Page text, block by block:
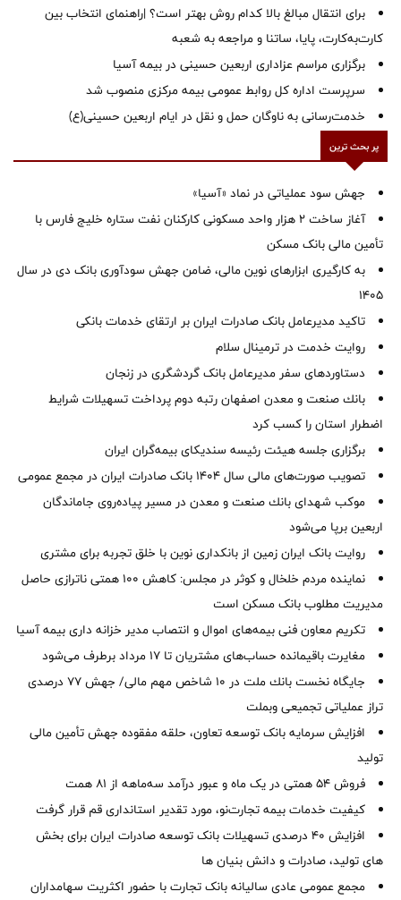
برای انتقال مبالغ بالا کدام روش بهتر است؟ |راهنمای انتخاب بین
کارت‌به‌کارت، پایا، ساتنا و مراجعه به شعبه
برگزاری مراسم عزاداری اربعین حسینی در بیمه آسیا
سرپرست اداره کل روابط عمومی بیمه مرکزی منصوب شد
خدمت‌رسانی به ناوگان حمل و نقل در ایام اربعین حسینی(ع)
پر بحث ترین
جهش سود عملیاتی در نماد «آسیا»
آغاز ساخت ۲ هزار واحد مسکونی کارکنان نفت ستاره خلیج فارس با
تأمین مالی بانک مسکن
به کارگیری ابزارهای نوین مالی، ضامن جهش سودآوری بانک دی در سال
1405
تاکید مدیرعامل بانک صادرات ایران بر ارتقای خدمات بانکی
روایت خدمت در ترمینال سلام
دستاوردهای سفر مدیرعامل بانک گردشگری در زنجان
بانك صنعت و معدن اصفهان رتبه دوم پرداخت تسهیلات شرایط
اضطرار استان را كسب كرد
برگزاری جلسه هیئت رئیسه سندیکای بیمه‌گران ایران
تصویب صورت‌های مالی سال ۱۴۰۴ بانک صادرات ایران در مجمع عمومی
موكب شهدای بانك صنعت و معدن در مسیر پیاده‌روی جاماندگان
اربعین برپا می‌شود
روایت بانک ایران زمین از بانکداری نوین با خلق تجربه برای مشتری
نماینده مردم خلخال و کوثر در مجلس: کاهش ۱۰۰ همتی ناترازی حاصل
مدیریت مطلوب بانک مسکن است
تکریم معاون فنی بیمه‌های اموال و انتصاب مدیر خزانه داری بیمه آسیا
مغایرت‌ باقیمانده حساب‌های مشتریان تا ۱۷ مرداد برطرف می‌شود
جایگاه نخست بانك ملت در 10 شاخص مهم مالی/ جهش 77 درصدی
تراز عملیاتی تجمیعی وبملت
افزایش سرمایه بانک توسعه تعاون، حلقه مفقوده جهش تأمین مالی
تولید
فروش 54 همتی در یک ماه و عبور درآمد سه‌ماهه از 81 همت
کیفیت خدمات بیمه تجارت‌نو، مورد تقدیر استانداری قم قرار گرفت
افزایش 40 درصدی تسهیلات بانک توسعه صادرات ایران برای بخش
های تولید، صادرات و دانش بنیان ها
مجمع عمومی عادی سالیانه بانک تجارت با حضور اکثریت سهامداران